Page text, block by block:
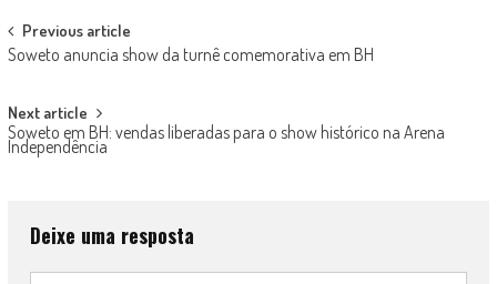
Post navigation
Previous article
Soweto anuncia show da turnê comemorativa em BH
Next article
Soweto em BH: vendas liberadas para o show histórico na Arena
Independência
Deixe uma resposta